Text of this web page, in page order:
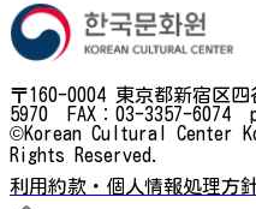
〒160-0004 東京都新宿区
5970 FAX：03-3357-6074
©Korean Cultural Center
Rights Reserved.
利用約款・個人情報処理方